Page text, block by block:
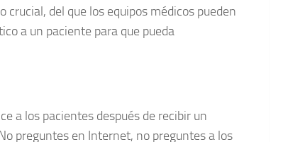
crucial, del que los equipos médicos pueden
a un paciente para que pueda
a los pacientes después de recibir un
preguntes en Internet, no preguntes a los